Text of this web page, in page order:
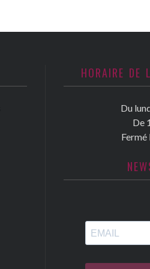
HORAIRE DE
Du
De
Fermé